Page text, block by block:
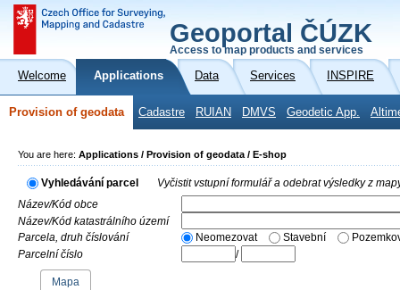
Geoportal ČÚZK
Access to map products and services
Welcome Applications Data Services INSPIRE
Provision of geodata Cadastre RUIAN DMVS Geodetic App.
You are here: Applications / Provision of geodata / E-shop
Vyhledávání parcel
Vyčistit vstupní formulář a odebrat výsledky z
Název/Kód obce
Název/Kód katastrálního území
Parcela, druh číslování
Neomezovat Stavební
Parcelní číslo
/
Mapa